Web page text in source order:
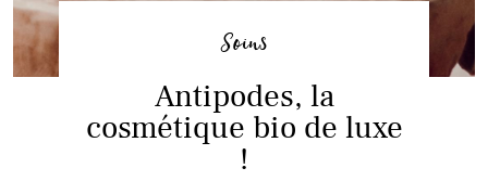
Soins
Antipodes, la
cosmétique bio de luxe
!